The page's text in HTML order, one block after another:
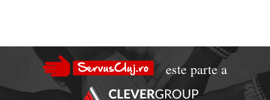
este parte a